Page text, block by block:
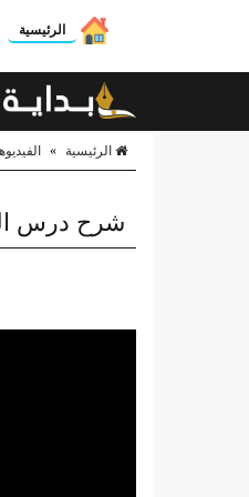
الرئيسية
الرئيسية »
شرح درس